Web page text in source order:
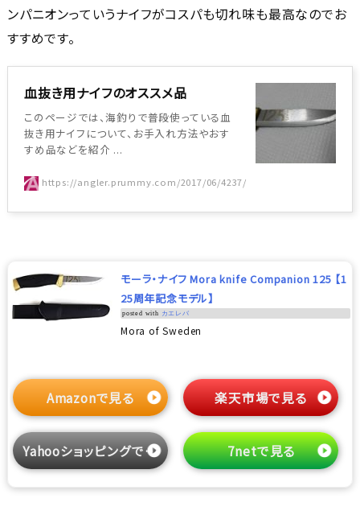
ンパニオンっていうナイフがコスパも切れ味も最高なのでお
すすめです。
血抜き用ナイフのオススメ品
このページでは、海釣りで普段使っている血
抜き用ナイフについて、お手入れ方法やおす
すめ品などを紹介 ...
https://angler.prummy.com/2017/06/4237/
モーラ・ナイフ Mora knife Companion 125 【1
25周年記念モデル】
posted with カエレバ
Mora of Sweden
Amazonで見る 楽天市場で見る
Yahooショッピングで見る 7netで見る